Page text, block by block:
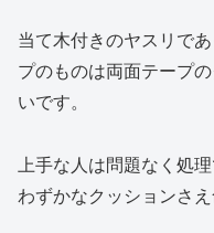
当て木付きのヤスリで
プのものは両面テープ
いです。
上手な人は問題なく処
わずかなクッションさえ